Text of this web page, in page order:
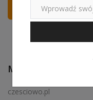
Menu podręczne
czesciowo.pl